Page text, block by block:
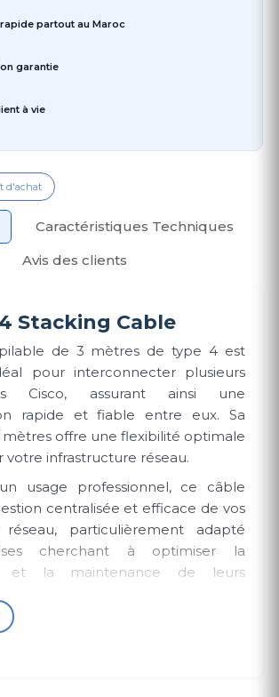
partout au Maroc
garantie
à vie
d'achat
Caractéristiques Techniques
Avis des clients
Stacking Cable
de 3 mètres de type 4 est
pour interconnecter plusieurs
Cisco, assurant ainsi une
rapide et fiable entre eux. Sa
offre une flexibilité optimale
votre infrastructure réseau.
usage professionnel, ce câble
centralisée et efficace de vos
réseau, particulièrement adapté
cherchant à optimiser la
et la maintenance de leurs
et robuste, ce câble empilable